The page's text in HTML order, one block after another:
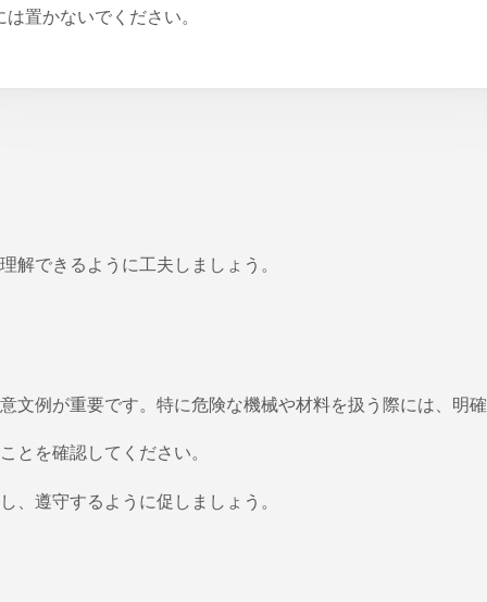
は置かないでください。
解できるように工夫しましょう。
例が重要です。特に危険な機械や材料を扱う際には、明確
とを確認してください。
、遵守するように促しましょう。